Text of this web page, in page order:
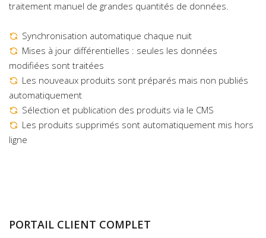
traitement manuel de grandes quantités de données.
Synchronisation automatique chaque nuit
Mises à jour différentielles : seules les données
modifiées sont traitées
Les nouveaux produits sont préparés mais non publiés
automatiquement
Sélection et publication des produits via le CMS
Les produits supprimés sont automatiquement mis hors
ligne
PORTAIL CLIENT COMPLET